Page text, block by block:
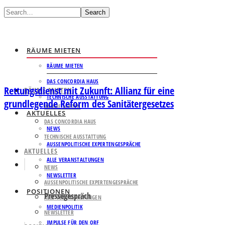
Search
RÄUME MIETEN
RÄUME MIETEN
DAS CONCORDIA HAUS
TECHNISCHE AUSSTATTUNG
AKTUELLES
NEWS
AUSSENPOLITISCHE EXPERTENGESPRÄCHE
ALLE VERANSTALTUNGEN
NEWSLETTER
POSITIONEN
MEDIENPOLITIK
IMPULSE FÜR DEN ORF
RÄUME MIETEN
RÄUME MIETEN
DAS CONCORDIA HAUS
TECHNISCHE AUSSTATTUNG
AKTUELLES
NEWS
AUSSENPOLITISCHE EXPERTENGESPRÄCHE
ALLE VERANSTALTUNGEN
NEWSLETTER
Rettungsdienst mit Zukunft: Allianz für eine
grundlegende Reform des Sanitätergesetzes
Pressegespräch